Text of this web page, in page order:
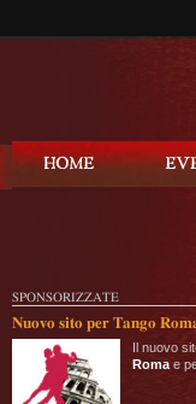
SPONSORIZZATE
Nuovo sito per Tango
Il nuovo
Roma e